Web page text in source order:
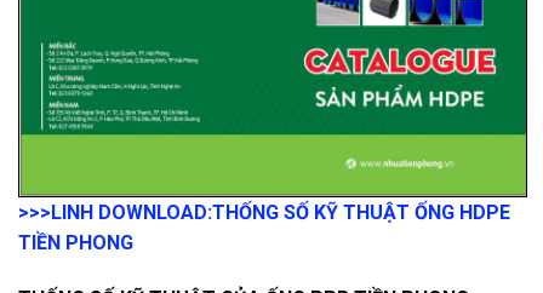
>>>LINH DOWNLOAD:THỐNG SỐ KỸ THUẬT ỐNG HDPE
TIỀN PHONG